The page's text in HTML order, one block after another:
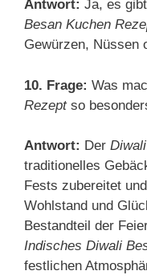
Antwort: Ja, es
Besan Kuchen
Gewürzen, Nüssen
10. Frage: Was
Rezeptso
Antwort: Der
traditionelles
Fests zubereitet
Wohlstand und
Bestandteil der
Indisches Diwali
festlichen